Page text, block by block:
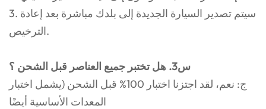
3. سيتم تصدير السيارة الجديدة إلى بلدك مباشرة بعد إعادة
الترخيص.
س3. هل تختبر جميع العناصر قبل الشحن ؟
ج: نعم، لقد اجتزنا اختبار 100% قبل الشحن (يشمل اختبار
المعدات الأساسية أيضًا